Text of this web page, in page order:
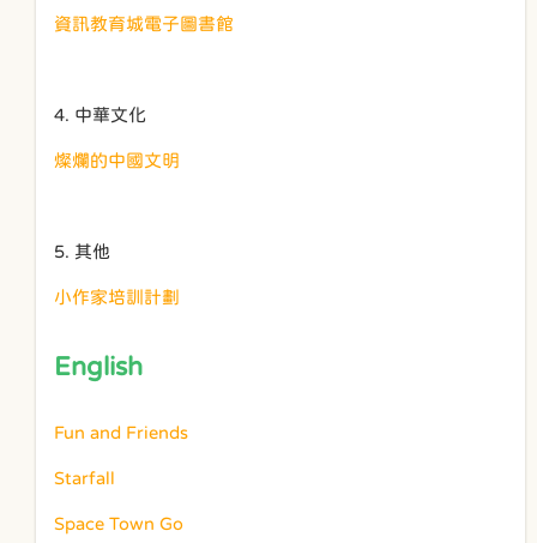
資訊教育城電子圖書館
4. 中華文化
燦爛的中國文明
5. 其他
小作家培訓計劃
English
Fun and Friends
Starfall
Space Town Go